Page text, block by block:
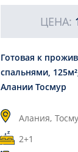
ЦЕНА:
Готовая к
спальнями,
Алании Тосмур
Алания,
2+1